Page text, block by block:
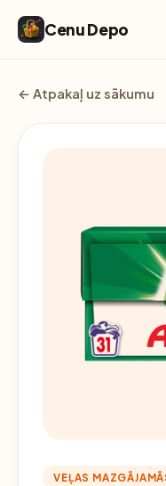
Cenu Depo
← Atpakaļ uz sākumu
VEĻAS